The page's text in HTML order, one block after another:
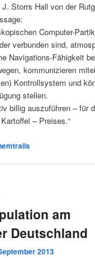
Storrs Hall von der
Com­pu­ter-
ver­bun­den sind,
Navi­ga­ti­ons-Fähig­keit
kom­mu­ni­zie­ren
Kon­troll­sys­tem und
stellen.
bil­lig aus­zu­füh­ren – für
– Preises.“
am
Deutschland
2013